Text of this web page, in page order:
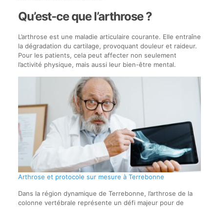
Qu’est-ce que l’arthrose ?
L’arthrose est une maladie articulaire courante. Elle entraîne
la dégradation du cartilage, provoquant douleur et raideur.
Pour les patients, cela peut affecter non seulement
l’activité physique, mais aussi leur bien-être mental.
Arthrose et protocole sur mesure à Terrebonne
Dans la région dynamique de Terrebonne, l’arthrose de la
colonne vertébrale représente un défi majeur pour de